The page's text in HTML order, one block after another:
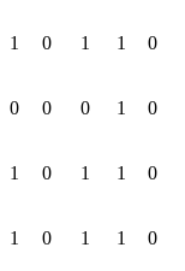
1 0 1 1 0
0 0 0 1 0
1 0 1 1 0
1 0 1 1 0